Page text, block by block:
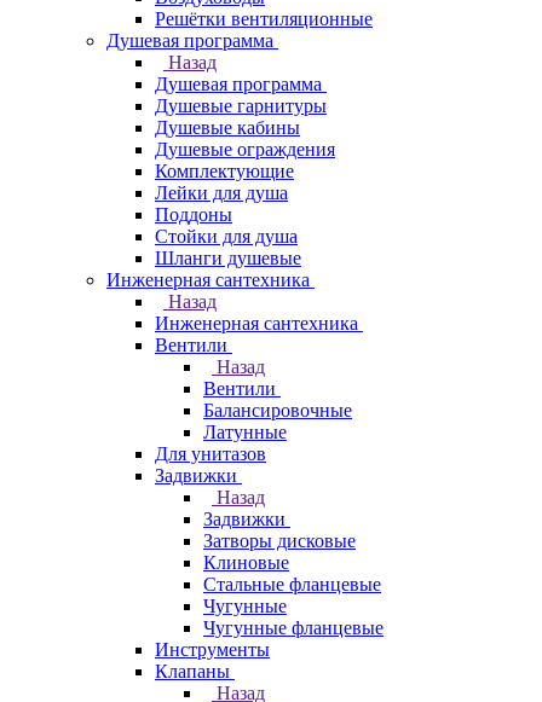
Решётки вентиляционные
Душевая программа
Назад
Душевая программа
Душевые гарнитуры
Душевые кабины
Душевые ограждения
Комплектующие
Лейки для душа
Поддоны
Стойки для душа
Шланги душевые
Инженерная сантехника
Назад
Инженерная сантехника
Вентили
Назад
Вентили
Балансировочные
Латунные
Для унитазов
Задвижки
Назад
Задвижки
Затворы дисковые
Клиновые
Стальные фланцевые
Чугунные
Чугунные фланцевые
Инструменты
Клапаны
Назад